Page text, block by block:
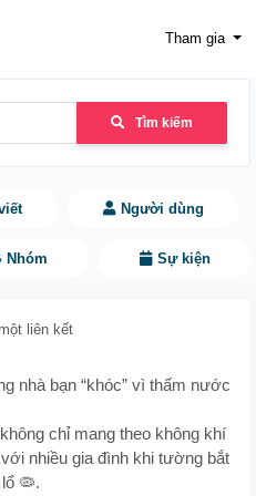
Tham gia
Tìm kiếm
Người dùng
Nhóm Sự kiện
liên kết
nhà bạn “khóc” vì thấm nước
chỉ mang theo không khí
nhiều gia đình khi tường bắt
🦠.